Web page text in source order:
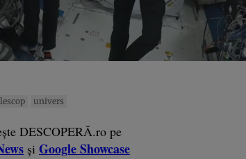
univers
DESCOPERĂ.ro pe
și Google Showcase